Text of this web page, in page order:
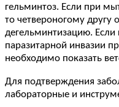
гельминтоз. Если при
то четвероногому другу
дегельминтизацию.
паразитарной инвазии
необходимо показать
Для подтверждения
лабораторные и